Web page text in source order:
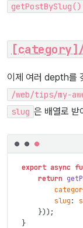
getPostBySlug()
이제 여러 depth를
/web/tips/my-
slug 은 배열로 받
export async
return
slug :
}) ) ;
}